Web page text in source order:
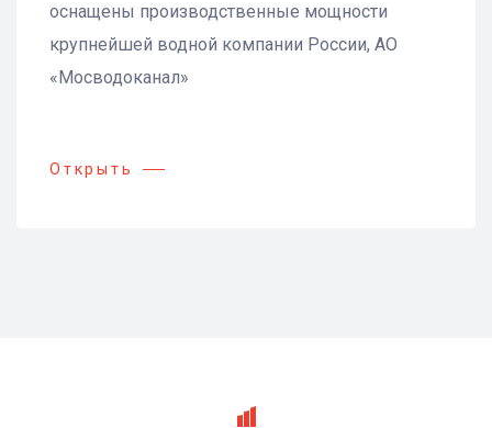
оснащены производственные мощности
крупнейшей водной компании России, АО
«Мосводоканал»
Открыть